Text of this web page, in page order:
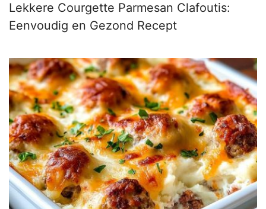
Lekkere Courgette Parmesan Clafoutis:
Eenvoudig en Gezond Recept